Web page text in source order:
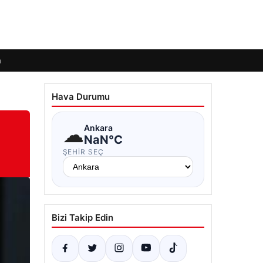
Hava Durumu
☁Ankara
NaN°C
ŞEHIR SEÇ
Bizi Takip Edin